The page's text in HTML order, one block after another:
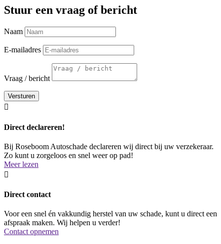
Stuur een vraag of bericht
Naam
E-mailadres
Vraag / bericht
Versturen

Direct declareren!
Bij Roseboom Autoschade declareren wij direct bij uw verzekeraar.
Zo kunt u zorgeloos en snel weer op pad!
Meer lezen

Direct contact
Voor een snel én vakkundig herstel van uw schade, kunt u direct een
afspraak maken. Wij helpen u verder!
Contact opnemen